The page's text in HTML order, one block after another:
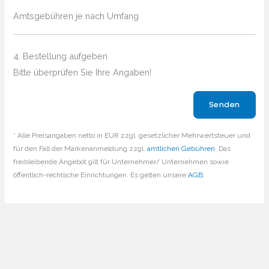
Amtsgebühren je nach Umfang
4. Bestellung aufgeben
Bitte überprüfen Sie Ihre Angaben!
* Alle Preisangaben netto in EUR zzgl. gesetzlicher Mehrwertsteuer und
für den Fall der Markenanmeldung zzgl.amtlichen Gebühren. Das
freibleibende Angebot gilt für Unternehmer/ Unternehmen sowie
öffentlich-rechtliche Einrichtungen. Es gelten unsereAGB.